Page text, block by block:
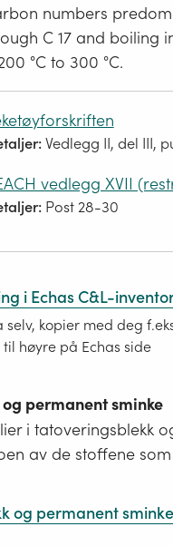
numbers
C 17 and boiling
°C to 300 °C.
Vedlegg II, del III,
vedlegg XVII
Post 28-30
i Echas C&L-
selv, kopier med deg
høyre på Echas side
permanent sminke
i tatoveringsblekk
av de stoffene
og permanent sminke